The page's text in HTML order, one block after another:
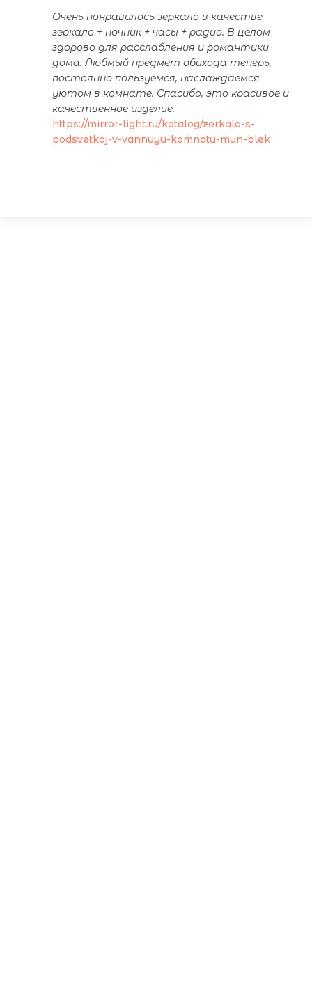
Очень понравилось зеркало в качестве
зеркало + ночник + часы + радио. В целом
здорово для расслабления и романтики
дома. Любмый предмет обихода теперь,
постоянно пользуемся, наслаждаемся
уютом в комнате. Спасибо, это красивое и
качественное изделие.
https://mirror-light.ru/katalog/zerkalo-s-
podsvetkoj-v-vannuyu-komnatu-mun-blek